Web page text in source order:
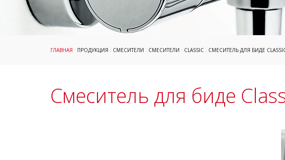
ГЛАВНАЯ : ПРОДУКЦИЯ : СМЕСИТЕЛИ : СМЕСИТЕЛИ : CLASSIC : СМЕСИТЕЛЬ ДЛЯ БИДЕ
Смеситель для биде